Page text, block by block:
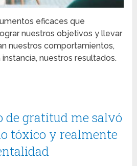
eficaces que
nuestros objetivos y llevar
nuestros comportamientos,
nuestros resultados.
de gratitud me salvó
tóxico y realmente